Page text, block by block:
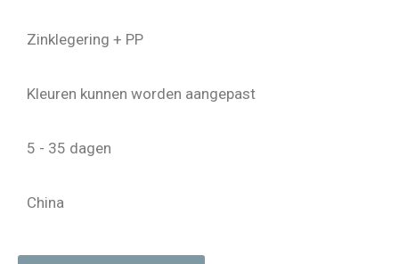
Zinklegering + PP
Kleuren kunnen worden aangepast
5 - 35 dagen
China